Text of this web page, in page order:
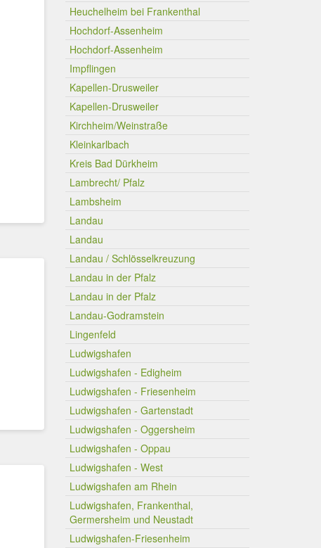
Heuchelheim bei Frankenthal
Hochdorf-Assenheim
Hochdorf-Assenheim
Impflingen
Kapellen-Drusweiler
Kapellen-Drusweiler
Kirchheim/Weinstraße
Kleinkarlbach
Kreis Bad Dürkheim
Lambrecht/ Pfalz
Lambsheim
Landau
Landau
Landau / Schlösselkreuzung
Landau in der Pfalz
Landau in der Pfalz
Landau-Godramstein
Lingenfeld
Ludwigshafen
Ludwigshafen - Edigheim
Ludwigshafen - Friesenheim
Ludwigshafen - Gartenstadt
Ludwigshafen - Oggersheim
Ludwigshafen - Oppau
Ludwigshafen - West
Ludwigshafen am Rhein
Ludwigshafen, Frankenthal,
Germersheim und Neustadt
Ludwigshafen-Friesenheim